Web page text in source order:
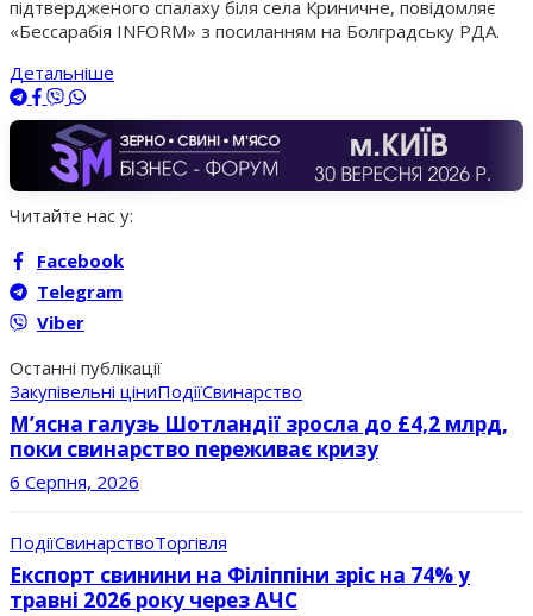
підтвердженого спалаху біля села Криничне, повідомляє
«Бессарабія INFORM» з посиланням на Болградську РДА.
Детальніше
Читайте нас у:
Facebook
Telegram
Viber
Останні публікації
Закупівельні ціниПодіїСвинарство
М’ясна галузь Шотландії зросла до £4,2 млрд,
поки свинарство переживає кризу
6 Серпня, 2026
ПодіїСвинарствоТоргівля
Експорт свинини на Філіппіни зріс на 74% у
травні 2026 року через АЧС